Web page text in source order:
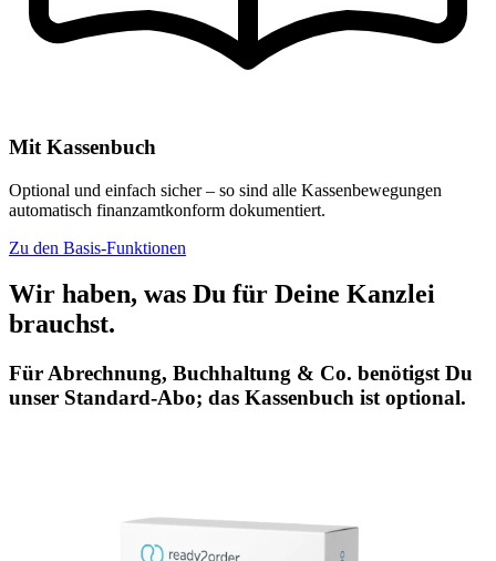
Mit Kassenbuch
Optional und einfach sicher – so sind alle Kassenbewegungen
automatisch finanzamtkonform dokumentiert.
Zu den Basis-Funktionen
Wir haben, was Du für Deine Kanzlei
brauchst.
Für Abrechnung, Buchhaltung & Co. benötigst Du
unser Standard-Abo; das Kassenbuch ist optional.